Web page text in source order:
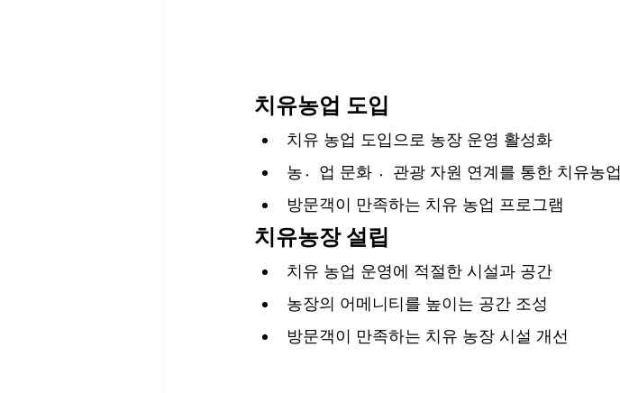
치유농업 도입
치유 농업 도입으로 농장 운영 활성화
농업〮 문화 〮관광 자원 연계를 통한 치유농업
방문객이 만족하는 치유 농업 프로그램
치유농장 설립
치유 농업 운영에 적절한 시설과 공간
농장의 어메니티를 높이는 공간 조성
방문객이 만족하는 치유 농장 시설 개선